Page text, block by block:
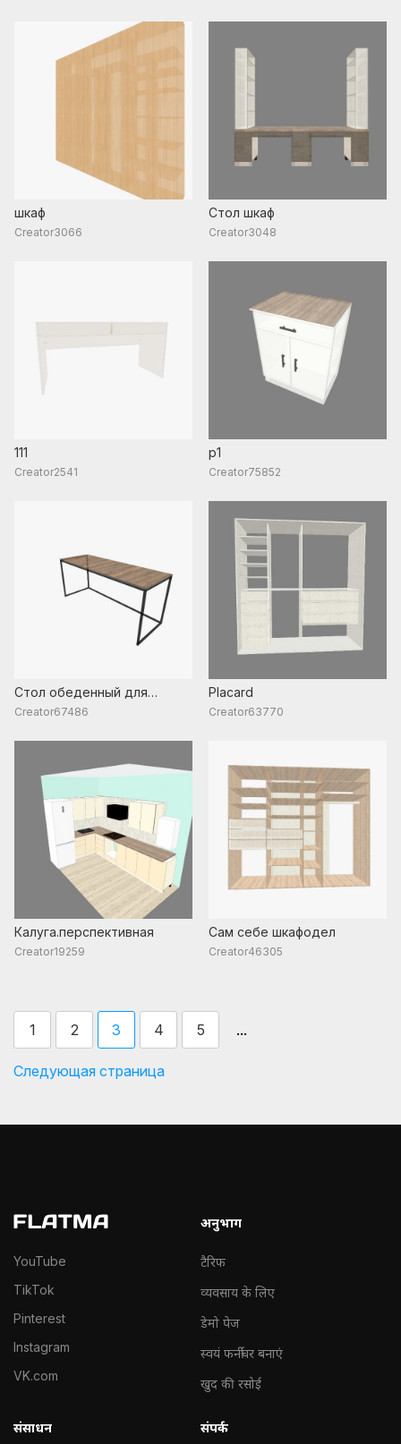
шкаф
Creator3066
Стол шкаф
Creator3048
111
Creator2541
p1
Creator75852
Стол обеденный для
бытовки
Creator67486
Placard
Creator63770
Калуга.перспективная
Creator19259
Сам себе шкафодел
Creator46305
1 2 3 4 5 ...
Следующая страница
YouTube
TikTok
Pinterest
Instagram
VK.com
अनुभाग
टैरिफ
व्यवसाय के लिए
डेमो पेज
स्वयं फर्नीचर बनाएं
खुद की रसोई
संसाधन संपर्क